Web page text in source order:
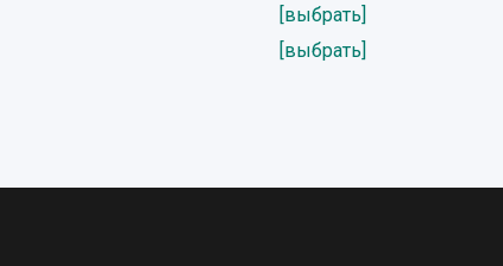
[выбрать]
[выбрать]